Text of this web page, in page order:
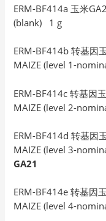
ERM-BF414a 玉米
(blank) 1 g
ERM-BF414b 转基
MAIZE (level 1-
ERM-BF414c 转基
MAIZE (level 2-
ERM-BF414d 转基因
MAIZE (level 3-
GA21
ERM-BF414e 转基因
MAIZE (level 4-